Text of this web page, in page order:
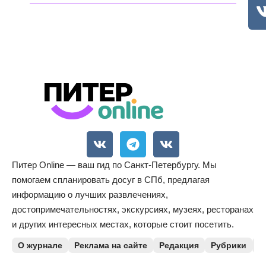
Питер Online — ваш гид по Санкт-Петербургу. Мы
помогаем спланировать досуг в СПб, предлагая
информацию о лучших развлечениях,
достопримечательностях, экскурсиях, музеях, ресторанах
и других интересных местах, которые стоит посетить.
О журнале Реклама на сайте Редакция Рубрики